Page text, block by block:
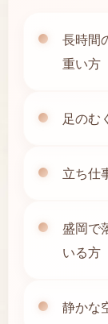
長時間
重い方
足のむ
立ち仕
盛岡で
いる方
静かな